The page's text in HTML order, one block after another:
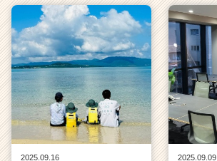
2025.09.16
2025.09.09